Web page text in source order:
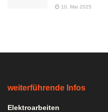
10. Mai 2025
weiterführende Infos
Elektroarbeiten